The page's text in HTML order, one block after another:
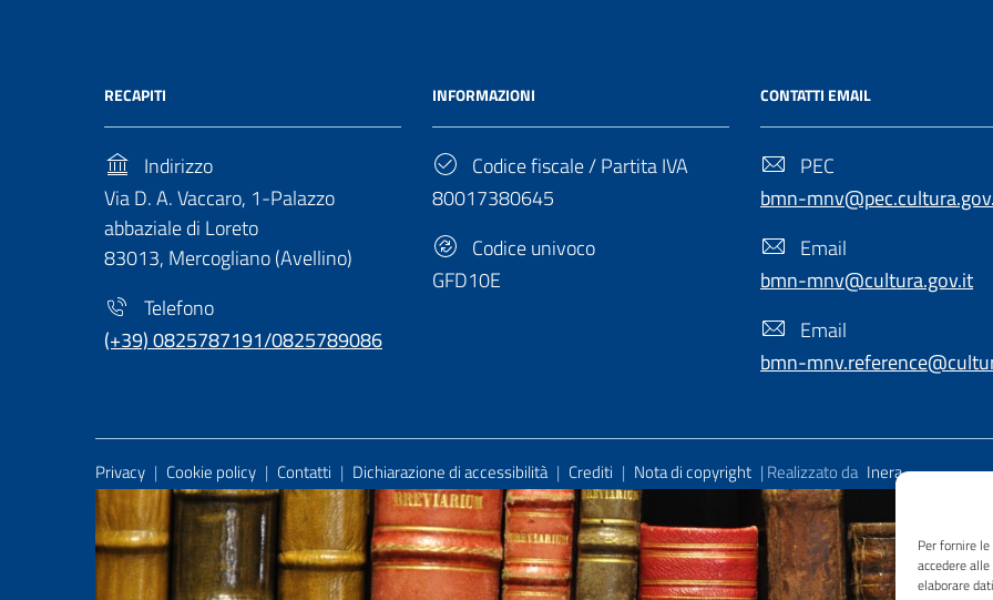
Per fornire
accedere
elaborare
RECAPITI
Indirizzo
Via D. A. Vaccaro, 1-Palazzo
abbaziale di Loreto
83013, Mercogliano (Avellino)
Telefono
(+39) 0825787191/0825789086
INFORMAZIONI
Codice fiscale / Partita IVA
80017380645
Codice univoco
GFD10E
CONTATTI EMAIL
PEC
bmn-
Email
bmn-mnv@cultura.gov.it
Email
bmn-
Useful Links Section
Privacy | Cookie policy | Contatti | Dichiarazione di accessibilità | Crediti | Nota di copyright | Realizzato da Inera